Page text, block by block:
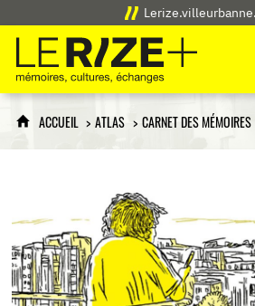
Le Rize+
mémoires, cultures,
ACCUEIL ATLAS CARNET DES MÉMOIRES